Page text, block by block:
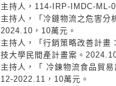
主持人，114-IRP-IMDC-ML-
主持人，「冷鏈物流之危害
2024.10，10萬元。
主持人，「行銷策略改善計畫
技大學民間產計畫案。
主持人，「 冷鍊物流食品貿
12-2022.11，10萬元。